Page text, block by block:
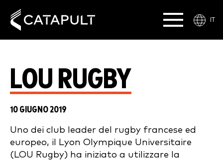
IT
LOU RUGBY
10 GIUGNO 2019
Uno dei club leader del rugby francese ed
europeo, il Lyon Olympique Universitaire
(LOU Rugby) ha iniziato a utilizzare la